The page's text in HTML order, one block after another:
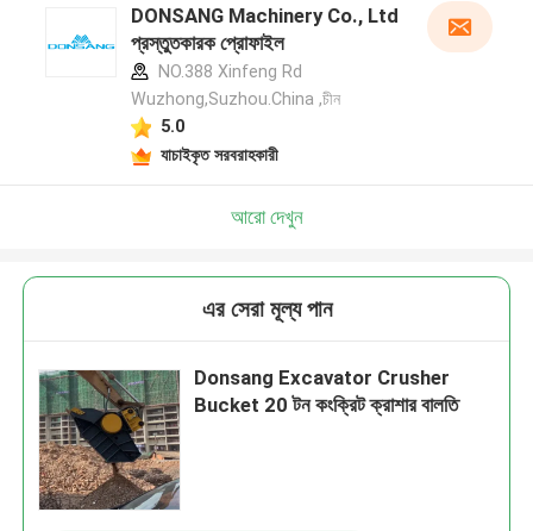
DONSANG Machinery Co., Ltd
প্রস্তুতকারক প্রোফাইল
NO.388 Xinfeng Rd
Wuzhong,Suzhou.China ,চীন
5.0
যাচাইকৃত সরবরাহকারী
আরো দেখুন
এর সেরা মূল্য পান
Donsang Excavator Crusher
Bucket 20 টন কংক্রিট ক্রাশার বালতি